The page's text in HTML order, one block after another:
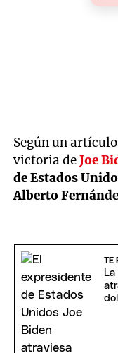
Según un
victoria deJoe
de Estados
Alberto
TE